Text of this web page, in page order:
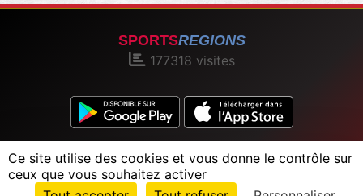
SPORTSREGIONS
177318 visites
Charte cookies
Gestion des cookies
Informations légales
Signaler un contenu inapproprié
Ce site utilise des cookies et vous donne le contrôle sur
ceux que vous souhaitez activer